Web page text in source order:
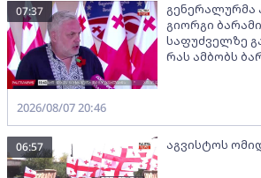
გენერალურმა
გიორგი
საფუძველზე
რას ამბობს
07:37
2026/08/07 20:46
აგვისტოს
06:57